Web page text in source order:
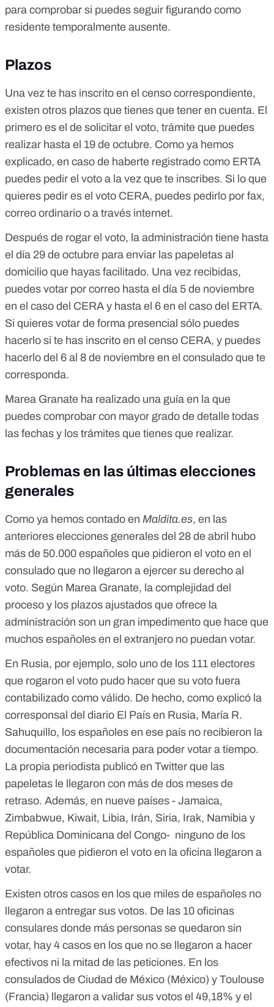
para comprobar si puedes seguir figurando como
residente temporalmente ausente.
Plazos
Una vez te has inscrito en el censo correspondiente,
existen otros plazos que tienes que tener en cuenta. El
primero es el de solicitar el voto, trámite que puedes
realizar hasta el 19 de octubre. Como ya hemos
explicado, en caso de haberte registrado como ERTA
puedes pedir el voto a la vez que te inscribes. Si lo que
quieres pedir es el voto CERA, puedes pedirlo por fax,
correo ordinario o a través internet.
Después de rogar el voto, la administración tiene hasta
el día 29 de octubre para enviar las papeletas al
domicilio que hayas facilitado. Una vez recibidas,
puedes votar por correo hasta el día 5 de noviembre
en el caso del CERA y hasta el 6 en el caso del ERTA.
Si quieres votar de forma presencial sólo puedes
hacerlo si te has inscrito en el censo CERA, y puedes
hacerlo del 6 al 8 de noviembre en el consulado que te
corresponda.
Marea Granate ha realizado una guía en la que
puedes comprobar con mayor grado de detalle todas
las fechas y los trámites que tienes que realizar.
Problemas en las últimas elecciones
generales
Como ya hemos contado en Maldita.es, en las
anteriores elecciones generales del 28 de abril hubo
más de 50.000 españoles que pidieron el voto en el
consulado que no llegaron a ejercer su derecho al
voto. Según Marea Granate, la complejidad del
proceso y los plazos ajustados que ofrece la
administración son un gran impedimento que hace que
muchos españoles en el extranjero no puedan votar.
En Rusia, por ejemplo, solo uno de los 111 electores
que rogaron el voto pudo hacer que su voto fuera
contabilizado como válido. De hecho, como explicó la
corresponsal del diario El País en Rusia, María R.
Sahuquillo, los españoles en ese país no recibieron la
documentación necesaria para poder votar a tiempo.
La propia periodista publicó en Twitter que las
papeletas le llegaron con más de dos meses de
retraso. Además, en nueve países - Jamaica,
Zimbabwue, Kiwait, Libia, Irán, Siria, Irak, Namibia y
República Dominicana del Congo- ninguno de los
españoles que pidieron el voto en la oficina llegaron a
votar.
Existen otros casos en los que miles de españoles no
llegaron a entregar sus votos. De las 10 oficinas
consulares donde más personas se quedaron sin
votar, hay 4 casos en los que no se llegaron a hacer
efectivos ni la mitad de las peticiones. En los
consulados de Ciudad de México (México) y Toulouse
(Francia) llegaron a validar sus votos el 49,18% y el